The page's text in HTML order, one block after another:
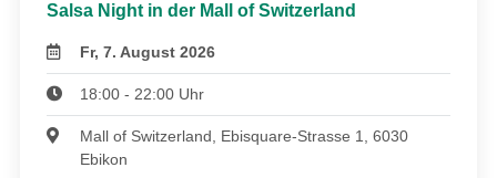
Salsa Night in der Mall of Switzerland
Fr, 7. August 2026
18:00 - 22:00 Uhr
Mall of Switzerland, Ebisquare-Strasse 1, 6030
Ebikon